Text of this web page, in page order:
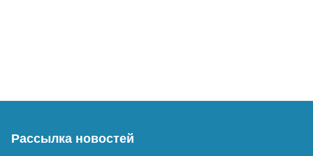
Рассылка новостей